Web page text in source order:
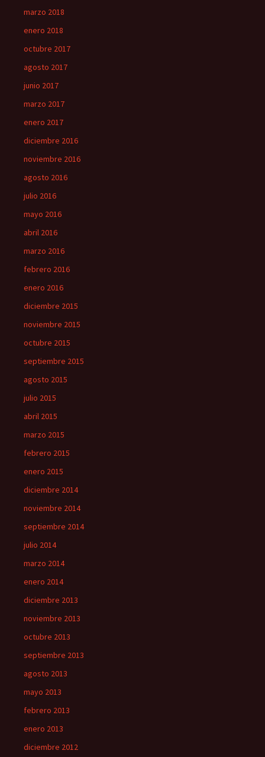
marzo 2018
enero 2018
octubre 2017
agosto 2017
junio 2017
marzo 2017
enero 2017
diciembre 2016
noviembre 2016
agosto 2016
julio 2016
mayo 2016
abril 2016
marzo 2016
febrero 2016
enero 2016
diciembre 2015
noviembre 2015
octubre 2015
septiembre 2015
agosto 2015
julio 2015
abril 2015
marzo 2015
febrero 2015
enero 2015
diciembre 2014
noviembre 2014
septiembre 2014
julio 2014
marzo 2014
enero 2014
diciembre 2013
noviembre 2013
octubre 2013
septiembre 2013
agosto 2013
mayo 2013
febrero 2013
enero 2013
diciembre 2012